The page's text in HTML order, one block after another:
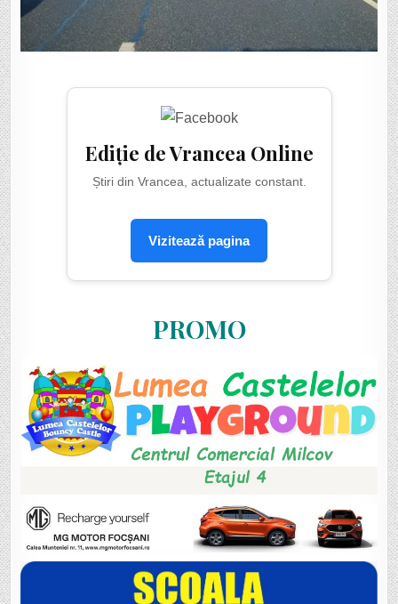
Ediție de Vrancea Online
Știri din Vrancea, actualizate constant.
Vizitează pagina
PROMO